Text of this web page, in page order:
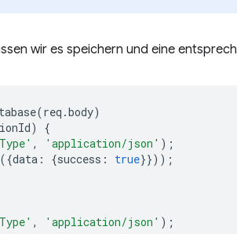
wir es speichern und eine
(req .body)
)
{
, 'application/json' );
({data : {success : true}}));
, 'application/json' );